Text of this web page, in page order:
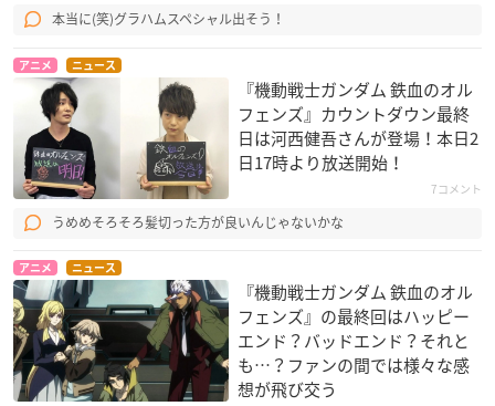
本当に(笑)グラハムスペシャル出そう！
アニメ ニュース
『機動戦士ガンダム 鉄血のオル
フェンズ』カウントダウン最終
日は河西健吾さんが登場！本日2
日17時より放送開始！
7コメント
うめめそろそろ髪切った方が良いんじゃないかな
アニメ ニュース
『機動戦士ガンダム 鉄血のオル
フェンズ』の最終回はハッピー
エンド？バッドエンド？それと
も…？ファンの間では様々な感
想が飛び交う